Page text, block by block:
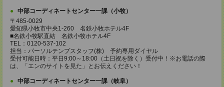
中部コーディネートセンター一課（小牧）
〒485-0029
愛知県小牧市中央1-260 名鉄小牧ホテル4F
■名鉄小牧駅直結 名鉄小牧ホテル4F
TEL：0120-537-102
担当：パーソルテンプスタッフ(株) 予約専用ダイヤル
受付可能日時：平日9:00～18:00（土日祝を除く）受付中！※お電話の際
は、「エンのサイトを見た」とお伝えください！
中部コーディネートセンター一課（岐阜）